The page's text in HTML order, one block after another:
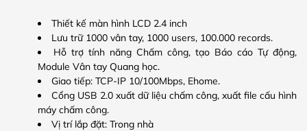
Thiết kế màn hình LCD 2.4 inch
Lưu trữ 1000 vân tay, 1000 users, 100.000 records.
Hỗ trợ tính năng Chấm công, tạo Báo cáo Tự động,
Module Vân tay Quang học.
Giao tiếp: TCP-IP 10/100Mbps, Ehome.
Cổng USB 2.0 xuất dữ liệu chấm công, xuất file cấu hình
máy chấm công.
Vị trí lắp đặt: Trong nhà